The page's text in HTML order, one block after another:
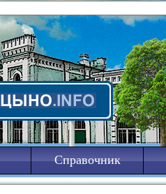
Справочник